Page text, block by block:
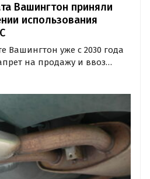
Вашингтон приняли
использования
Вашингтон уже с 2030 года
на продажу и ввоз
«Чистые
принят законодателями и